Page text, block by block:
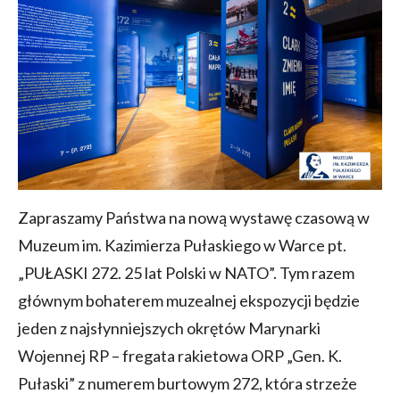
Zapraszamy Państwa na nową wystawę czasową w
Muzeum im. Kazimierza Pułaskiego w Warce pt.
„PUŁASKI 272. 25 lat Polski w NATO”. Tym razem
głównym bohaterem muzealnej ekspozycji będzie
jeden z najsłynniejszych okrętów Marynarki
Wojennej RP – fregata rakietowa ORP „Gen. K.
Pułaski” z numerem burtowym 272, która strzeże